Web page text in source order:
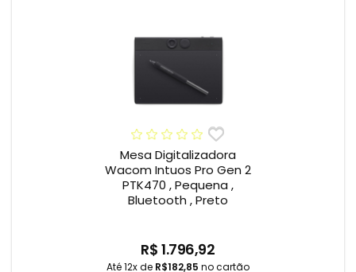
Mesa Digitalizadora
Wacom Intuos Pro Gen 2
PTK470 , Pequena ,
Bluetooth , Preto
R$ 1.796,92
Até 12x de R$182,85 no cartão